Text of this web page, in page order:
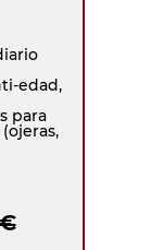
edad,
para